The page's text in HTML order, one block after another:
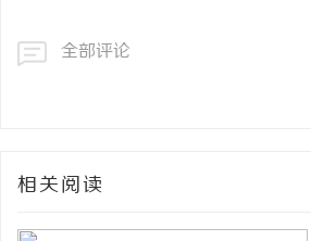
全部评论
相关阅读